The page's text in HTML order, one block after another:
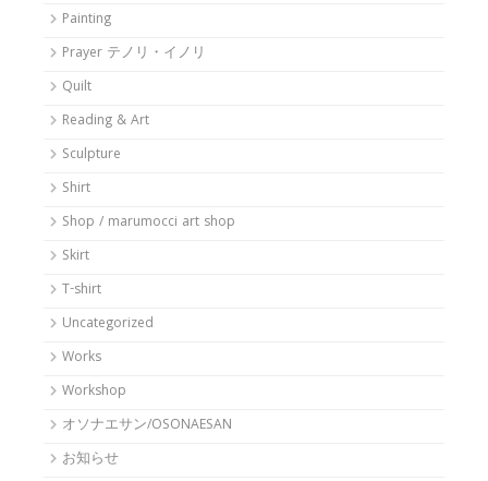
Painting
Prayer テノリ・イノリ
Quilt
Reading & Art
Sculpture
Shirt
Shop / marumocci art shop
Skirt
T-shirt
Uncategorized
Works
Workshop
オソナエサン/OSONAESAN
お知らせ